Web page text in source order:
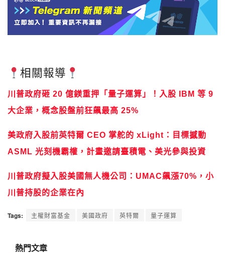
相關報導
川普政府砸 20 億鎂重押「量子運算」！入股 IBM 等 9
大企業，概念股盤前狂飆最高 25%
美政府入股前英特爾 CEO 掌舵的 xLight：目標撼動
ASML 光刻機霸權，計畫邀請臺積電、美光參與投資
川普政府擬入股美國無人機公司：UMAC飆漲70%，小
川普持股的企業在內
Tags: 主權財富基金 美國政府 英特爾 量子運算
熱門文章